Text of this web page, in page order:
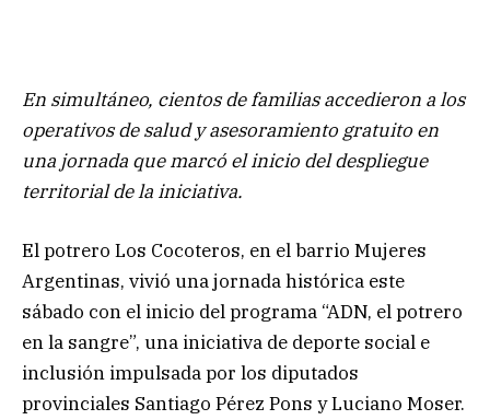
En simultáneo, cientos de familias accedieron a los
operativos de salud y asesoramiento gratuito en
una jornada que marcó el inicio del despliegue
territorial de la iniciativa.
El potrero Los Cocoteros, en el barrio Mujeres
Argentinas, vivió una jornada histórica este
sábado con el inicio del programa “ADN, el potrero
en la sangre”, una iniciativa de deporte social e
inclusión impulsada por los diputados
provinciales Santiago Pérez Pons y Luciano Moser.